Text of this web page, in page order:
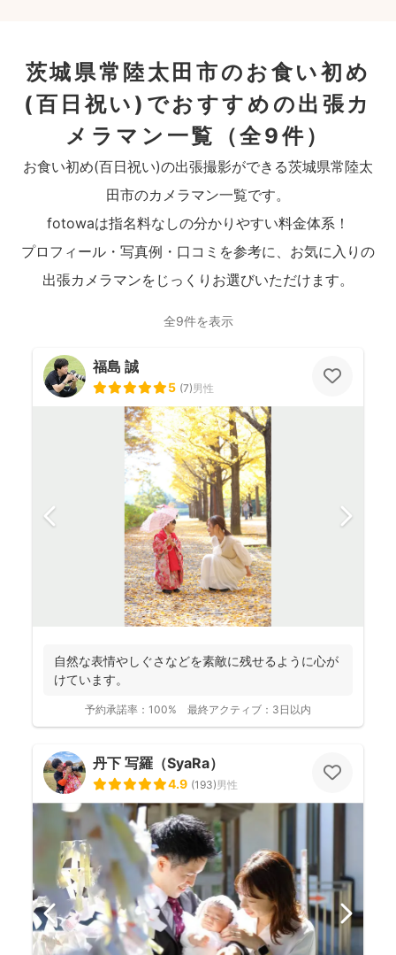
茨城県常陸太田市のお食い初め
(百日祝い)でおすすめの出張カ
メラマン一覧
（全9件）
お食い初め(百日祝い)の出張撮影ができる茨城県常陸太
田市のカメラマン一覧です。
fotowaは指名料なしの分かりやすい料金体系！
プロフィール・写真例・口コミを参考に、お気に入りの
出張カメラマンをじっくりお選びいただけます。
全9件を表示
福島 誠
5 (7)男性
自然な表情やしぐさなどを素敵に残せるように心が
けています。
予約承諾率： 100% 最終アクティブ： 3日以内
丹下 写羅（SyaRa）
4.9 (193)男性